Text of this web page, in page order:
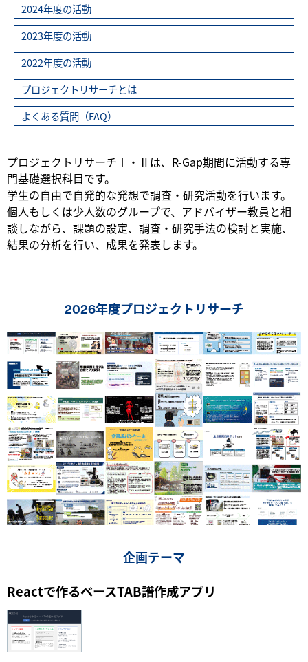
2024年度の活動
2023年度の活動
2022年度の活動
プロジェクトリサーチとは
よくある質問（FAQ）
プロジェクトリサーチⅠ・Ⅱは、R-Gap期間に活動する専
門基礎選択科目です。
学生の自由で自発的な発想で調査・研究活動を行います。
個人もしくは少人数のグループで、アドバイザー教員と相
談しながら、課題の設定、調査・研究手法の検討と実施、
結果の分析を行い、成果を発表します。
2026年度プロジェクトリサーチ
企画テーマ
Reactで作るベースTAB譜作成アプリ